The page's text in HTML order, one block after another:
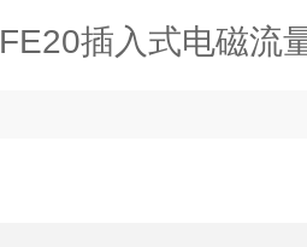
FE20插入式电磁流